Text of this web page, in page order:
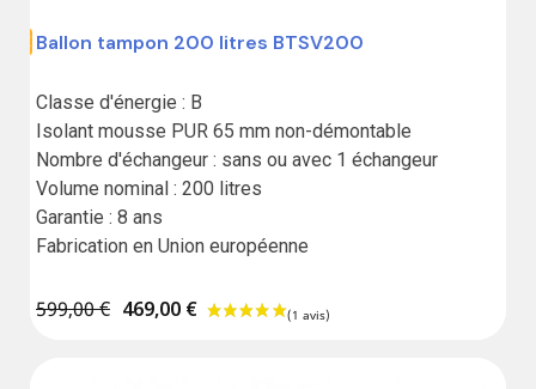
€ Ballon tampon 200 litres BTSV200
Classe d'énergie : B
Isolant mousse PUR 65 mm non-démontable
Nombre d'échangeur : sans ou avec 1 échangeur
Volume nominal : 200 litres
Garantie : 8 ans
Fabrication en Union européenne
599,00 € 469,00 €